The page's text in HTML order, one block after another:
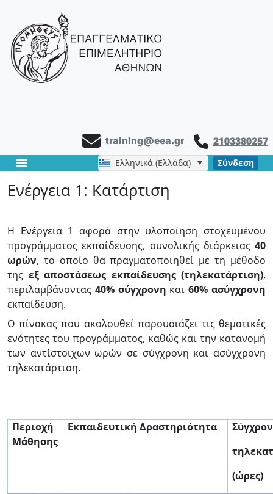
training@eea.gr 2103380257
menu Ελληνικά (Ελλάδα) Σύνδεση
Ενέργεια 1: Κατάρτιση
Η Ενέργεια 1 αφορά στην υλοποίηση στοχευμένου
προγράμματος εκπαίδευσης, συνολικής διάρκειας 40
ωρών, το οποίο θα πραγματοποιηθεί με τη μέθοδο
της εξ αποστάσεως εκπαίδευσης (τηλεκατάρτιση),
περιλαμβάνοντας 40% σύγχρονη και60% ασύγχρονη
εκπαίδευση.
Ο πίνακας που ακολουθεί παρουσιάζει τις θεματικές
ενότητες του προγράμματος, καθώς και την κατανομή
των αντίστοιχων ωρών σε σύγχρονη και ασύγχρονη
τηλεκατάρτιση.
Περιοχή
Μάθησης
Εκπαιδευτική Δραστηριότητα
(ώρες)